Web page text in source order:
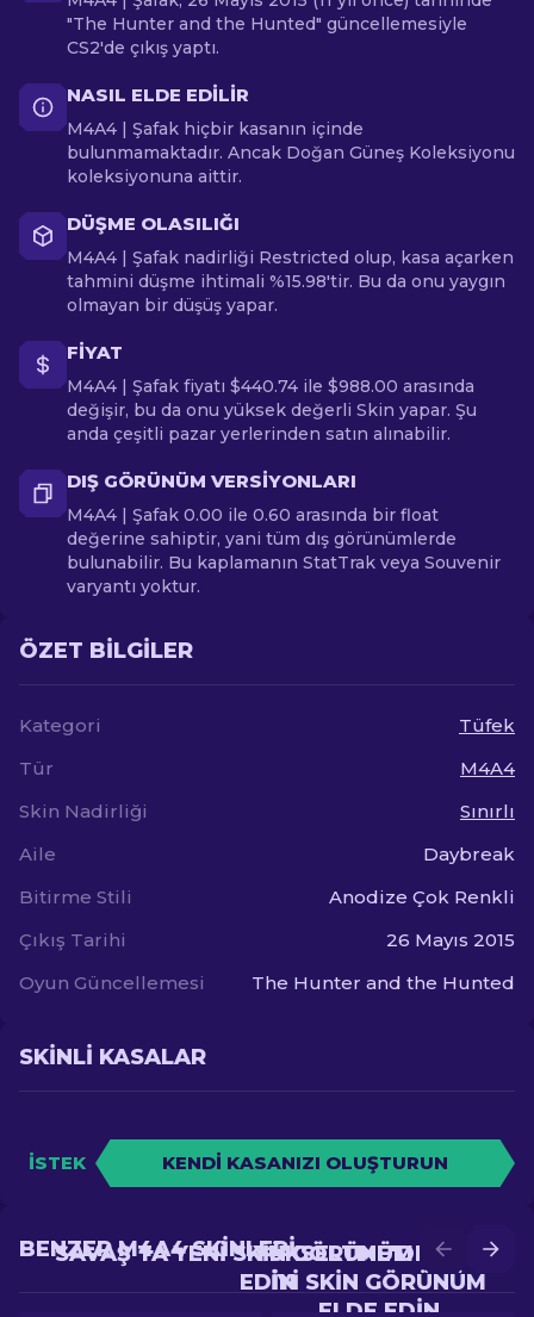
"The Hunter and the Hunted" güncellemesiyle
CS2'de çıkış yaptı.
NASIL ELDE EDILIR
M4A4 | Şafak hiçbir kasanın içinde
bulunmamaktadır. Ancak Doğan Güneş Koleksiyonu
koleksiyonuna aittir.
DÜŞME OLASILIĞI
M4A4 | Şafak nadirliği Restricted olup, kasa açarken
tahmini düşme ihtimali %15.98'tir. Bu da onu yaygın
olmayan bir düşüş yapar.
FIYAT
M4A4 | Şafak fiyatı $440.74 ile $988.00 arasında
değişir, bu da onu yüksek değerli Skin yapar. Şu
anda çeşitli pazar yerlerinden satın alınabilir.
DIŞ GÖRÜNÜM VERSIYONLARI
M4A4 | Şafak 0.00 ile 0.60 arasında bir float
değerine sahiptir, yani tüm dış görünümlerde
bulunabilir. Bu kaplamanın StatTrak veya Souvenir
varyantı yoktur.
ÖZET BILGILER
Kategori
Tüfek
Tür
M4A4
Skin Nadirliği
Sınırlı
Aile
Daybreak
Bitirme Stili
Anodize Çok Renkli
Çıkış Tarihi
26 Mayıs 2015
Oyun Güncellemesi
The Hunter and the Hunted
SKINLI KASALAR
İSTEK KENDI KASANIZI OLUŞTURUN
YÜKSELTME'DE DAHA
IYI SKIN GÖRÜNÜM
ELDE EDIN
SAVAŞ'TA YENI SKIN GÖRÜNÜM ELDE
EDIN
BENZER M4A4 SKINLERI